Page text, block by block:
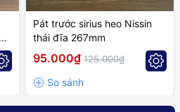
Pát trước sirius heo Nissin
thái đĩa 267mm
95.000₫ 125.000₫